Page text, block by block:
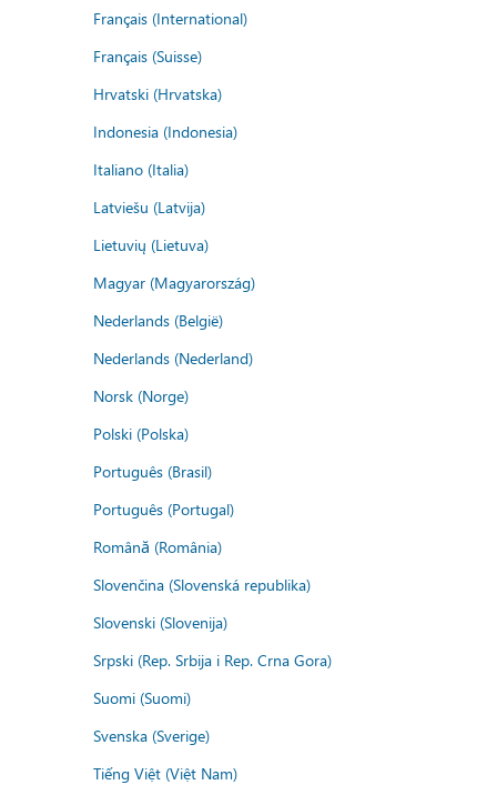
Français (International)
Français (Suisse)
Hrvatski (Hrvatska)
Indonesia (Indonesia)
Italiano (Italia)
Latviešu (Latvija)
Lietuvių (Lietuva)
Magyar (Magyarország)
Nederlands (België)
Nederlands (Nederland)
Norsk (Norge)
Polski (Polska)
Português (Brasil)
Português (Portugal)
Română (România)
Slovenčina (Slovenská republika)
Slovenski (Slovenija)
Srpski (Rep. Srbija i Rep. Crna Gora)
Suomi (Suomi)
Svenska (Sverige)
Tiếng Việt (Việt Nam)